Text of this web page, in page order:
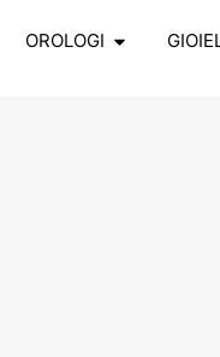
OROLOGI